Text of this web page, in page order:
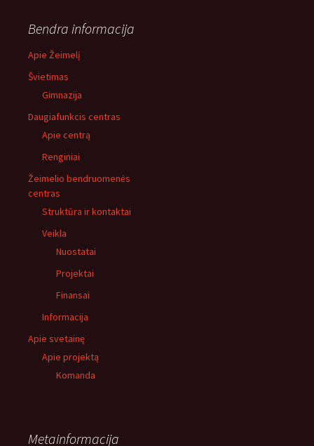
Bendra informacija
Apie Žeimelį
Švietimas
Gimnazija
Daugiafunkcis centras
Apie centrą
Renginiai
Žeimelio bendruomenės
centras
Struktūra ir kontaktai
Veikla
Nuostatai
Projektai
Finansai
Informacija
Apie svetainę
Apie projektą
Komanda
Metainformacija